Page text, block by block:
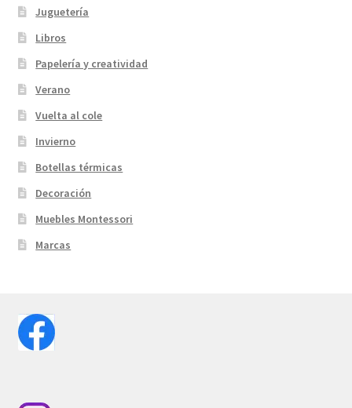
Juguetería
Libros
Papelería y creatividad
Verano
Vuelta al cole
Invierno
Botellas térmicas
Decoración
Muebles Montessori
Marcas